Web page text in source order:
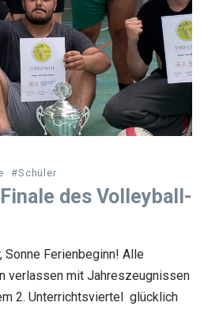
#Schüler
des Volleyball-
Sonne Ferienbeginn! Alle
verlassen mit Jahreszeugnissen
2. Unterrichtsviertel glücklich